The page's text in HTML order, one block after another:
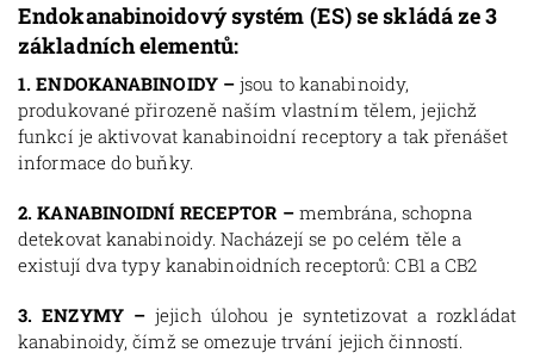
Endokanabinoidový systém (ES) se skládá ze 3
základních elementů:
1. ENDOKANABINOIDY – jsou to kanabinoidy,
produkované přirozeně naším vlastním tělem, jejichž
funkcí je aktivovat kanabinoidní receptory a tak přenášet
informace do buňky.
2. KANABINOIDNÍ RECEPTOR – membrána, schopna
detekovat kanabinoidy. Nacházejí se po celém těle a
existují dva typy kanabinoidních receptorů: CB1 a CB2
3. ENZYMY – jejich úlohou je syntetizovat a rozkládat
kanabinoidy, čímž se omezuje trvání jejich činností.